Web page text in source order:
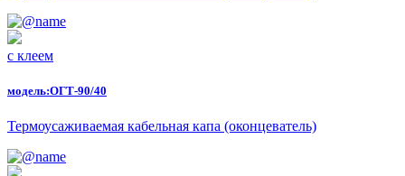
с клеем
модель:ОГТ-90/40
Термоусаживаемая кабельная капа (оконцеватель)